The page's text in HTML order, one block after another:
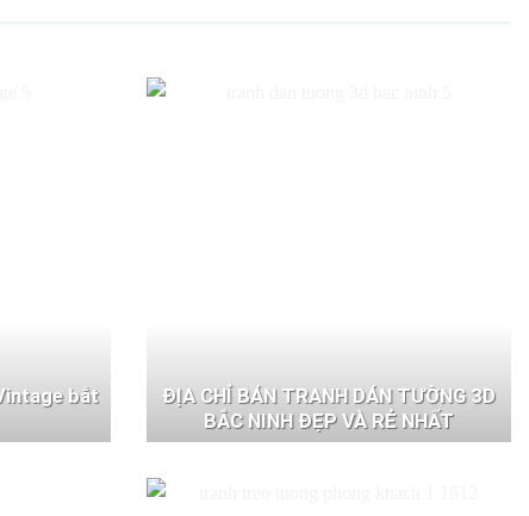
bắt
ĐỊA CHỈ BÁN TRANH DÁN TƯỜNG 3D
BẮC NINH ĐẸP VÀ RẺ NHẤT